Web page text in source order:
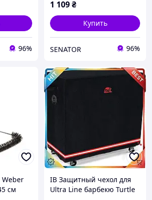
96%
1 109₴
Купить
SENATOR 96%
Weber
см
ІВ Защитный чехол для
Ultra Line барбекю Turtle